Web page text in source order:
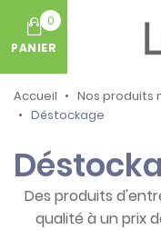
0
PANIER
Accueil
Nos produits
Déstockage
Des produits
qualité à un prix